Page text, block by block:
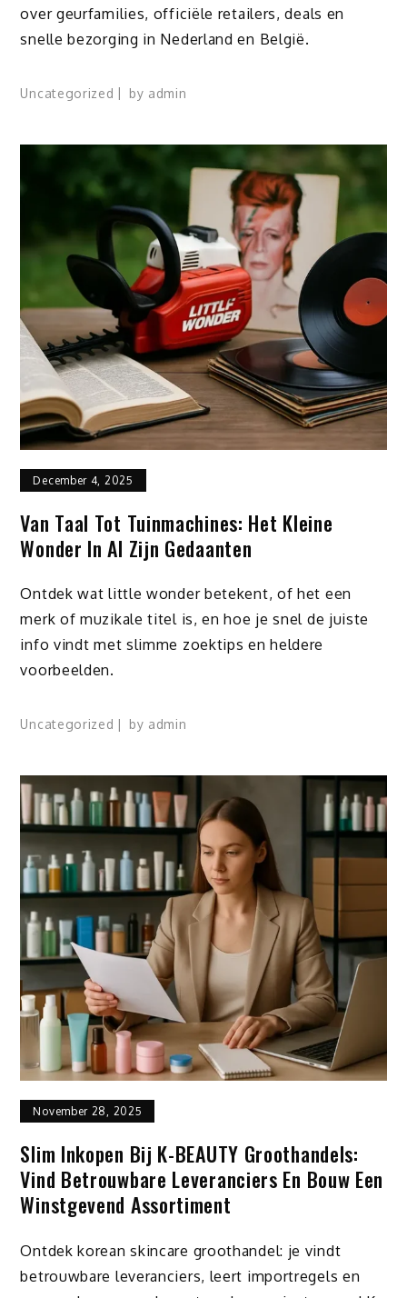
over geurfamilies, officiële retailers, deals en
snelle bezorging in Nederland en België.
Uncategorized by admin
December 4, 2025
Van Taal Tot Tuinmachines: Het Kleine
Wonder In Al Zijn Gedaanten
Ontdek wat little wonder betekent, of het een
merk of muzikale titel is, en hoe je snel de juiste
info vindt met slimme zoektips en heldere
voorbeelden.
Uncategorized by admin
November 28, 2025
Slim Inkopen Bij K-BEAUTY Groothandels:
Vind Betrouwbare Leveranciers En Bouw Een
Winstgevend Assortiment
Ontdek korean skincare groothandel: je vindt
betrouwbare leveranciers, leert importregels en